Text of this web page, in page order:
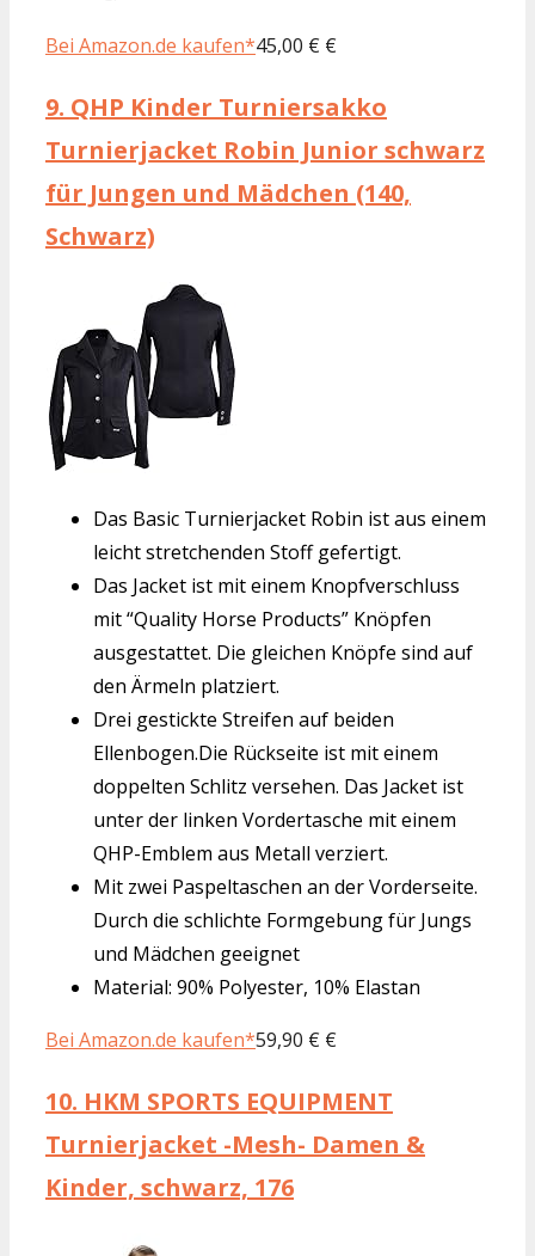
Bei Amazon.de kaufen*45,00 € €
9. QHP Kinder Turniersakko
Turnierjacket Robin Junior schwarz
für Jungen und Mädchen (140,
Schwarz)
Das Basic Turnierjacket Robin ist aus einem
leicht stretchenden Stoff gefertigt.
Das Jacket ist mit einem Knopfverschluss
mit “Quality Horse Products” Knöpfen
ausgestattet. Die gleichen Knöpfe sind auf
den Ärmeln platziert.
Drei gestickte Streifen auf beiden
Ellenbogen.Die Rückseite ist mit einem
doppelten Schlitz versehen. Das Jacket ist
unter der linken Vordertasche mit einem
QHP-Emblem aus Metall verziert.
Mit zwei Paspeltaschen an der Vorderseite.
Durch die schlichte Formgebung für Jungs
und Mädchen geeignet
Material: 90% Polyester, 10% Elastan
Bei Amazon.de kaufen*59,90 € €
10. HKM SPORTS EQUIPMENT
Turnierjacket -Mesh- Damen &
Kinder, schwarz, 176